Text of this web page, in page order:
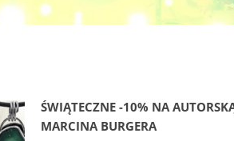
ŚWIĄTECZNE -10% NA
MARCINA BURGERA